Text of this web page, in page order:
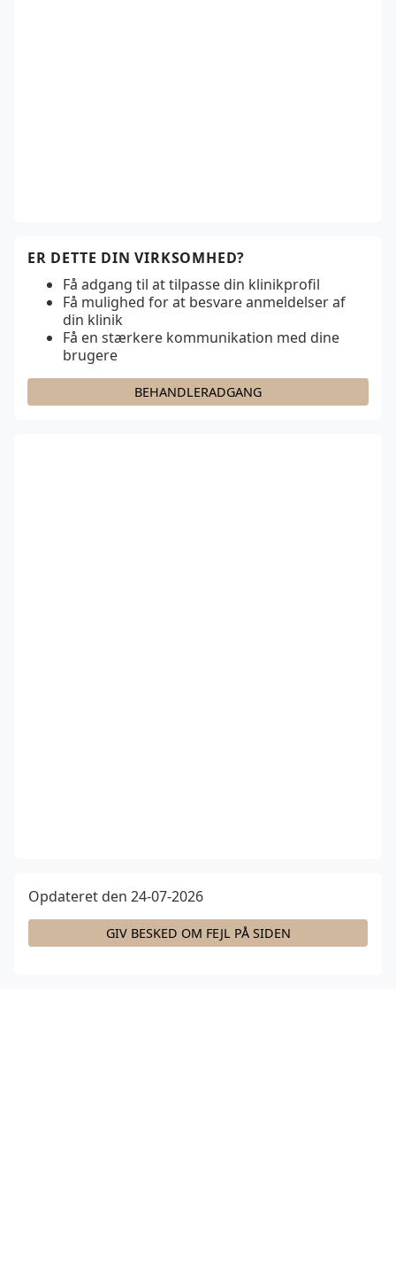
ER DETTE DIN VIRKSOMHED?
Få adgang til at tilpasse din klinikprofil
Få mulighed for at besvare anmeldelser af
din klinik
Få en stærkere kommunikation med dine
brugere
BEHANDLERADGANG
Opdateret den 24-07-2026
GIV BESKED OM FEJL PÅ SIDEN